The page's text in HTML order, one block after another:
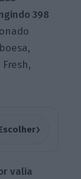
398
›
valia